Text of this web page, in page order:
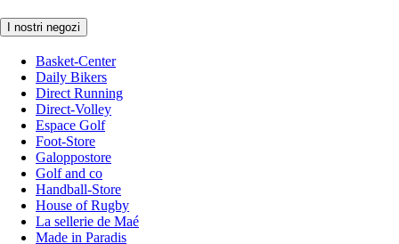
I nostri negozi
Basket-Center
Daily Bikers
Direct Running
Direct-Volley
Espace Golf
Foot-Store
Galoppostore
Golf and co
Handball-Store
House of Rugby
La sellerie de Maé
Made in Paradis